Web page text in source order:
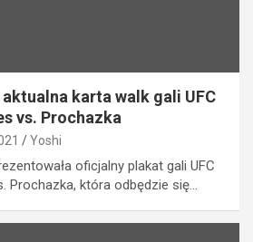
karta walk gali UFC
vs. Prochazka
Yoshi
oficjalny plakat gali UFC
Prochazka, która odbędzie się…